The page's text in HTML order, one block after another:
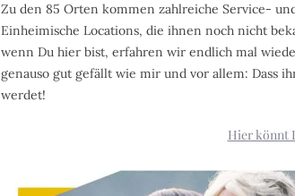
Zu den 85 Orten kommen zahlreiche Service-
Einheimische Locations, die ihnen noch nicht
wenn Du hier bist, erfahren wir endlich mal
genauso gut gefällt wie mir und vor allem: Dass
werdet!
Hier könnt